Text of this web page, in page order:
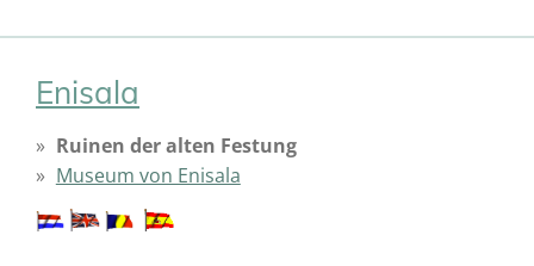
Enisala
Ruinen der alten Festung
Museum von Enisala